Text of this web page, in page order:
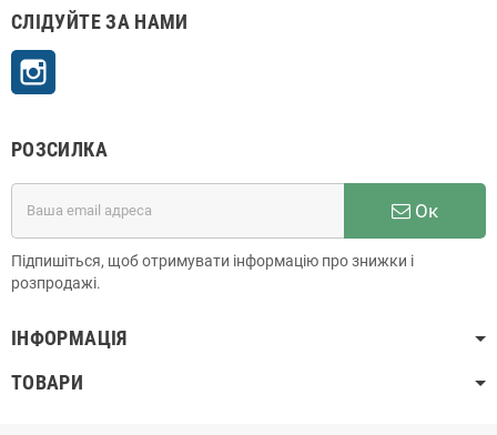
СЛІДУЙТЕ ЗА НАМИ
РОЗСИЛКА
Ок
Підпишіться, щоб отримувати інформацію про знижки і
розпродажі.
ІНФОРМАЦІЯ
ТОВАРИ